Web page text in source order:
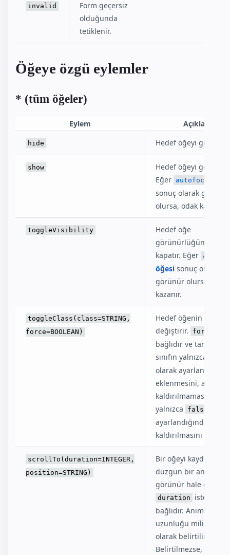
invalid
Form geçersiz
olduğunda
tetiklenir.
Öğeye özgü eylemler
* (tüm öğeler)
Eylem Açıklama
hide Hedef öğeyi gizler.
show
Hedef öğeyi gösterir.
Eğer autofocus
sonuç olarak görünür
olursa, odak kazanır.
toggleVisibility
Hedef öğe
görünürlüğünü açar
kapatır. Eğer
öğesi sonuç olarak
görünür olursa, odak
kazanır.
toggleClass(class=STRING,
force=BOOLEAN)
Hedef öğenin sınıfını
değiştirir.
force
bağlıdır ve
sınıfın yalnızca
olarak
eklenmesini, ancak
kaldırılmamasını ve
yalnızca
false
ayarlandığında
kaldırılmasını sağlar.
scrollTo(duration=INTEGER,
position=STRING)
Bir öğeyi kaydırarak
düzgün bir
görünür hale getirir.
duration
isteğe
bağlıdır. Animasyon
uzunluğu milisaniye
olarak belirtilir.
Belirtilmezse, 500